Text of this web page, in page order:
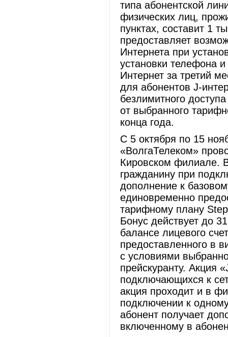
типа абонентской
физических лиц,
пунктах, составит 1
предоставляет
Интернета при
установки телефона
Интернет за третий
для абонентов J-
безлимитного
от выбранного
конца года.
С 5 октября по 15
«ВолгаТелеком»
Кировском филиале.
гражданину при
дополнение к
единовременно
тарифному плану
Бонус действует до
балансе лицевого
предоставленного в
с условиями
прейскуранту. Акция
подключающихся к
акция проходит и в
подключении к
абонент получает
включенному в